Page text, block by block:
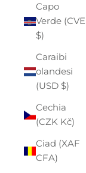
Capo
Verde (CVE
$)
Caraibi
olandesi
(USD $)
Cechia
(CZK Kč)
Ciad (XAF
CFA)